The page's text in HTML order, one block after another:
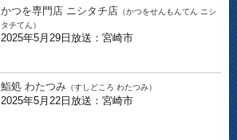
かつを専門店 ニシタチ店 （かつをせんもんてん ニシ
タチてん）
2025年5月29日放送：宮崎市
鮨処 わたつみ （すしどころ わたつみ）
2025年5月22日放送：宮崎市